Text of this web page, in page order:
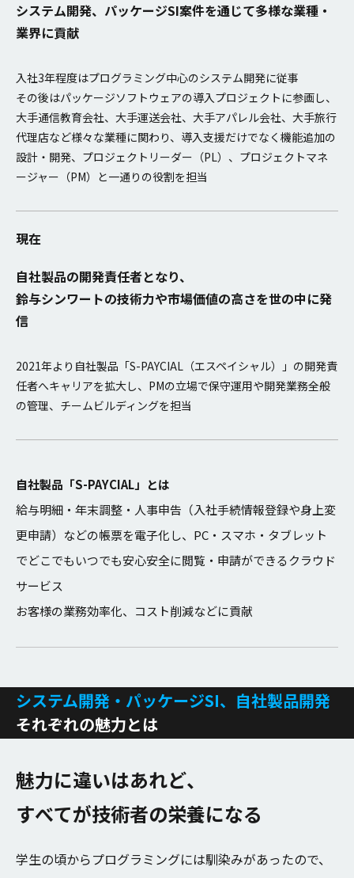
システム開発、パッケージSI案件を通じて多様な業種・
業界に貢献
入社3年程度はプログラミング中心のシステム開発に従事
その後はパッケージソフトウェアの導入プロジェクトに参画し、
大手通信教育会社、大手運送会社、大手アパレル会社、大手旅行
代理店など様々な業種に関わり、導入支援だけでなく機能追加の
設計・開発、プロジェクトリーダー（PL）、プロジェクトマネ
ージャー（PM）と一通りの役割を担当
現在
自社製品の開発責任者となり、
鈴与シンワートの技術力や市場価値の高さを世の中に発
信
2021年より自社製品「S-PAYCIAL（エスペイシャル）」の開発責
任者へキャリアを拡大し、PMの立場で保守運用や開発業務全般
の管理、チームビルディングを担当
自社製品「S-PAYCIAL」とは
給与明細・年末調整・人事申告（入社手続情報登録や身上変
更申請）などの帳票を電子化し、PC・スマホ・タブレット
でどこでもいつでも安心安全に閲覧・申請ができるクラウド
サービス
お客様の業務効率化、コスト削減などに貢献
システム開発・パッケージSI、自社製品開発
それぞれの魅力とは
魅力に違いはあれど、
すべてが技術者の栄養になる
学生の頃からプログラミングには馴染みがあったので、